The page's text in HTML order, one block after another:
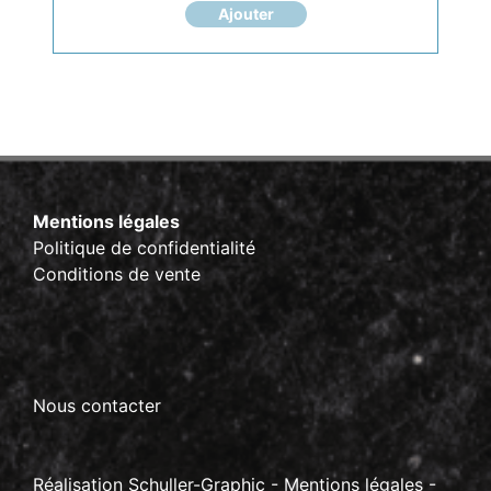
BOITE
Ajouter
Mentions légales
Politique de confidentialité
Conditions de vente
Nous contacter
Réalisation Schuller-Graphic - Mentions légales -